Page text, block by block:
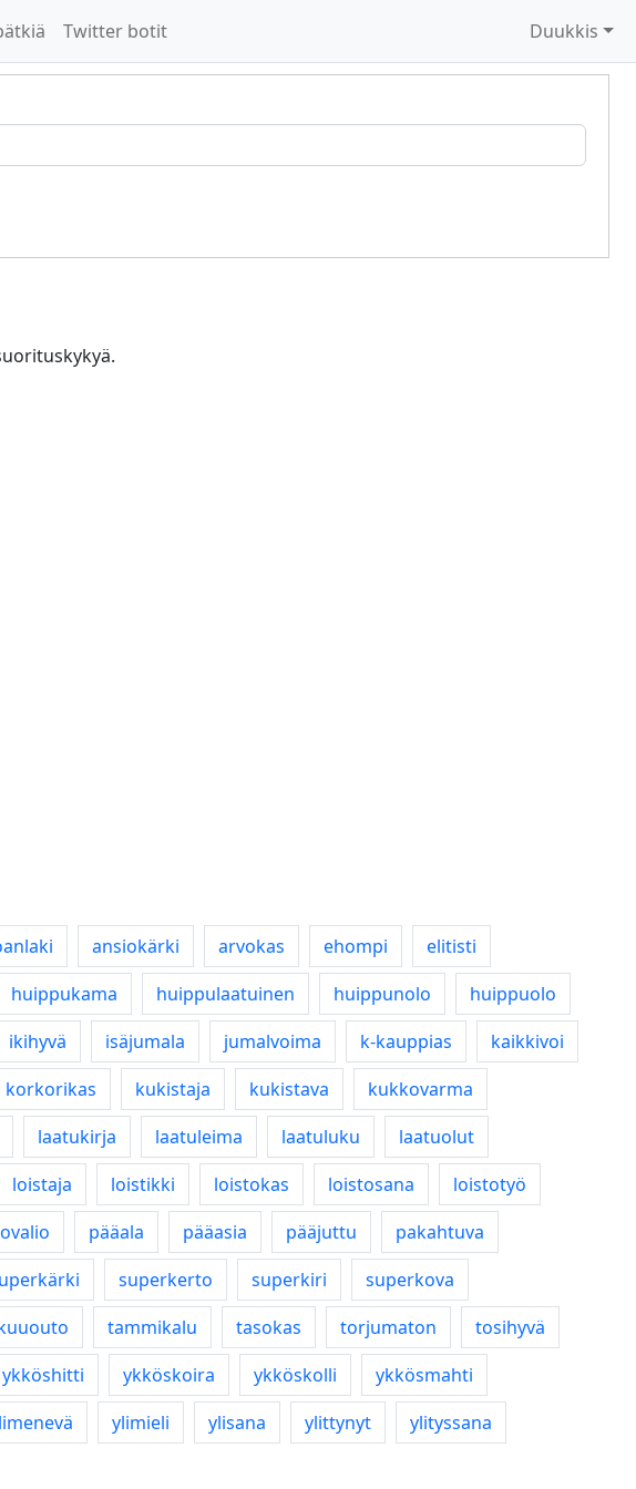
Twitter botit Duukkis
ansiokärki arvokas ehompi
elitisti
huippukama huippulaatuinen huippunolo
huippuolo
ikihyvä isäjumala jumalvoima k-kauppias
kaikkivoi
korkorikas kukistaja kukistava
kukkovarma
laatukirja laatuleima laatuluku
laatuolut
loistaja loistikki loistokas loistosana
loistotyö
pääala pääasia pääjuttu
pakahtuva
superkerto superkiri
superkova
tammikalu tasokas torjumaton
tosihyvä
ykköshitti ykköskoira ykköskolli
ykkösmahti
ylimieli ylisana ylittynyt
ylityssana